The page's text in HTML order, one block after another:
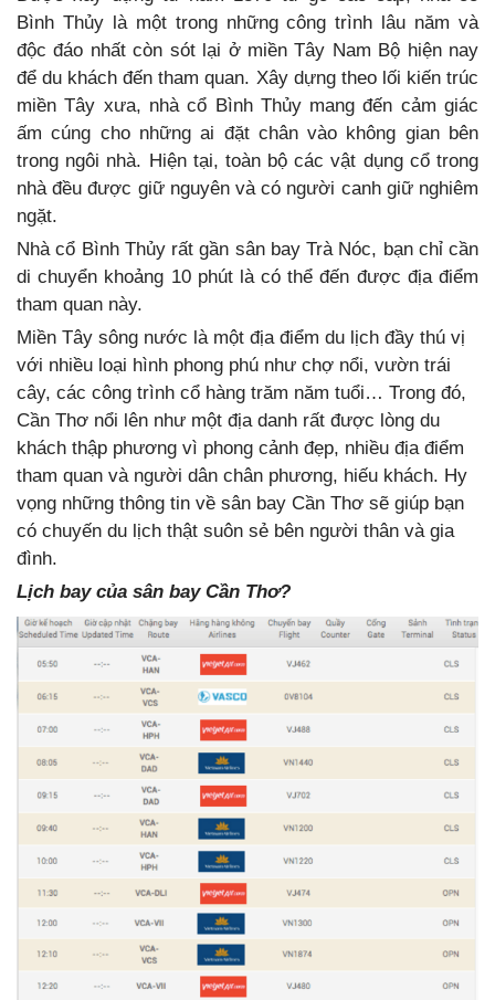
Bình Thủy là một trong những công trình lâu năm và
độc đáo nhất còn sót lại ở miền Tây Nam Bộ hiện nay
để du khách đến tham quan. Xây dựng theo lối kiến trúc
miền Tây xưa, nhà cổ Bình Thủy mang đến cảm giác
ấm cúng cho những ai đặt chân vào không gian bên
trong ngôi nhà. Hiện tại, toàn bộ các vật dụng cổ trong
nhà đều được giữ nguyên và có người canh giữ nghiêm
ngặt.
Nhà cổ Bình Thủy rất gần sân bay Trà Nóc, bạn chỉ cần
di chuyển khoảng 10 phút là có thể đến được địa điểm
tham quan này.
Miền Tây sông nước là một địa điểm du lịch đầy thú vị
với nhiều loại hình phong phú như chợ nổi, vườn trái
cây, các công trình cổ hàng trăm năm tuổi… Trong đó,
Cần Thơ nổi lên như một địa danh rất được lòng du
khách thập phương vì phong cảnh đẹp, nhiều địa điểm
tham quan và người dân chân phương, hiếu khách. Hy
vọng những thông tin về sân bay Cần Thơ sẽ giúp bạn
có chuyến du lịch thật suôn sẻ bên người thân và gia
đình.
Lịch bay của sân bay Cần Thơ?